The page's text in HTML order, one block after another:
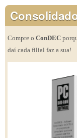
Compre o ConDEC
daí cada filial faz a sua!